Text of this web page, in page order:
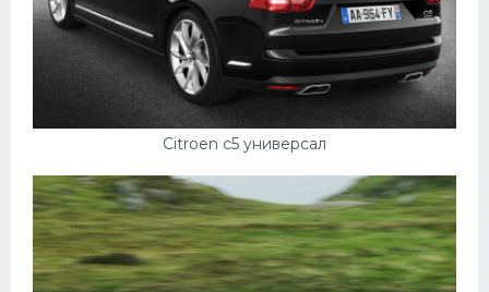
Citroen c5 универсал